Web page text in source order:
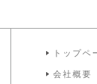
トップペ
会社概要